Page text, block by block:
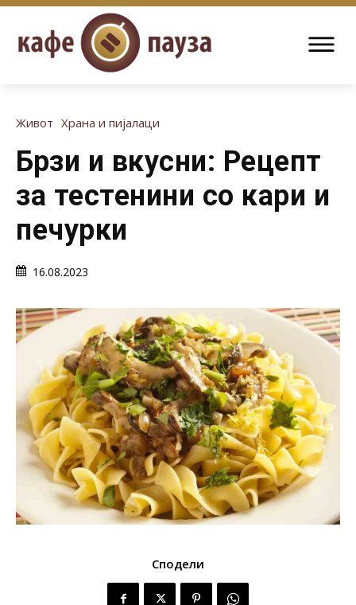
Живот Храна и пијалаци
Брзи и вкусни: Рецепт
за тестенини со кари и
печурки
16.08.2023
Сподели